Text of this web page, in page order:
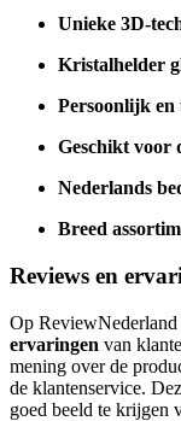
Unieke 3D-
Kristalhelder
Persoonlijk en
Geschikt voor
Nederlands
Breed
Reviews en
Op
ervaringen van
mening over de
de klantenservice.
goed beeld te krijgen